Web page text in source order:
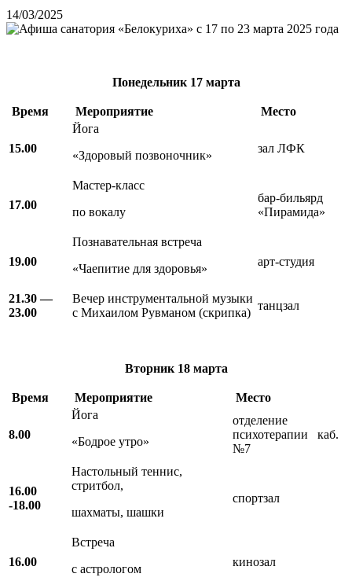
14/03/2025
Понедельник 17 марта
Время Мероприятие Место
15.00
Йога
«Здоровый позвоночник»
зал ЛФК
17.00
Мастер-класс
по вокалу
бар-бильярд
«Пирамида»
19.00
Познавательная встреча
«Чаепитие для здоровья»
арт-студия
21.30 —
23.00
Вечер инструментальной музыки
с Михаилом Рувманом (скрипка)
танцзал
Вторник 18 марта
Время Мероприятие Место
8.00
Йога
«Бодрое утро»
отделение
психотерапии каб.
№7
16.00
-18.00
Настольный теннис,
стритбол,
шахматы, шашки
спортзал
16.00
Встреча
с астрологом
кинозал